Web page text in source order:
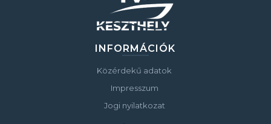
INFORMÁCIÓK
Közérdekű adatok
Impresszum
Jogi nyilatkozat